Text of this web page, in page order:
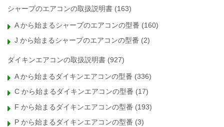
シャープのエアコンの取扱説明書 (163)
A から始まるシャープのエアコンの型番 (160)
J から始まるシャープのエアコンの型番 (2)
ダイキンエアコンの取扱説明書 (927)
A から始まるダイキンエアコンの型番 (336)
C から始まるダイキンエアコンの型番 (17)
F から始まるダイキンエアコンの型番 (193)
P から始まるダイキンエアコンの型番 (3)